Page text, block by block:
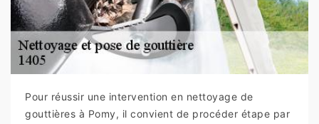
Pour réussir une intervention en nettoyage de
gouttières à Pomy, il convient de procéder étape par